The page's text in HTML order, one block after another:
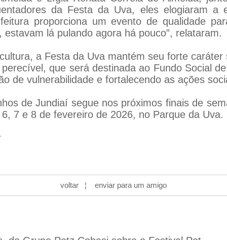
da Festa da Uva, eles elogiaram a
proporciona um evento de qualidade
lá pulando agora há pouco”, relataram.
a Festa da Uva mantém seu forte
que será destinada ao Fundo Social
de vulnerabilidade e fortalecendo as ações
de Jundiaí segue nos próximos finais de
7 e 8 de fevereiro de 2026, no Parque da Uva.
voltar ¦ enviar para um amigo